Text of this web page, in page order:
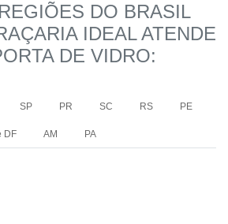
DO BRASIL
IDEAL ATENDE
DE VIDRO:
SP PR SC RS PE
DF AM PA